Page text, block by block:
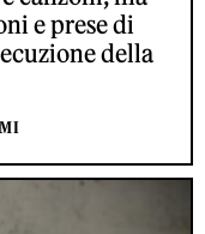
e prese di
della